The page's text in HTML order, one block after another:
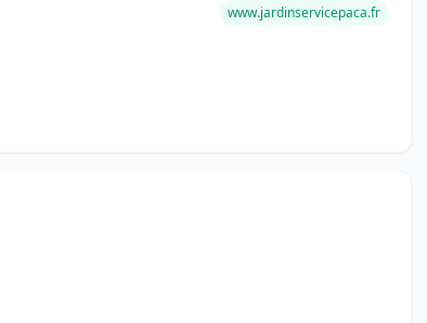
www.jardinservicepaca.fr